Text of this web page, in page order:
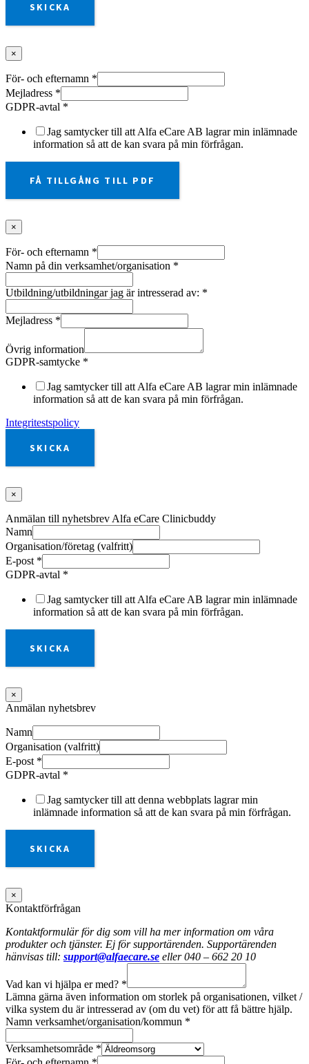
SKICKA
×
För- och efternamn *
Mejladress *
GDPR-avtal *
Jag samtycker till att Alfa eCare AB lagrar min inlämnade
information så att de kan svara på min förfrågan.
FÅ TILLGÅNG TILL PDF
×
För- och efternamn *
Namn på din verksamhet/organisation *
Utbildning/utbildningar jag är intresserad av: *
Mejladress *
Övrig information
GDPR-samtycke *
Jag samtycker till att Alfa eCare AB lagrar min inlämnade
information så att de kan svara på min förfrågan.
Integritestspolicy
SKICKA
×
Anmälan till nyhetsbrev Alfa eCare Clinicbuddy
Namn
Organisation/företag (valfritt)
E-post *
GDPR-avtal *
Jag samtycker till att Alfa eCare AB lagrar min inlämnade
information så att de kan svara på min förfrågan.
SKICKA
×
Anmälan nyhetsbrev
Namn
Organisation (valfritt)
E-post *
GDPR-avtal *
Jag samtycker till att denna webbplats lagrar min
inlämnade information så att de kan svara på min förfrågan.
SKICKA
×
Kontaktförfrågan
Kontaktformulär för dig som vill ha mer information om våra
produkter och tjänster. Ej för supportärenden. Supportärenden
hänvisas till: support@alfaecare.se eller 040 – 662 20 10
Vad kan vi hjälpa er med? *
Lämna gärna även information om storlek på organisationen, vilket /
vilka system du är intresserad av (om du vet) för att få bättre hjälp.
Namn verksamhet/organisation/kommun *
Verksamhetsområde *